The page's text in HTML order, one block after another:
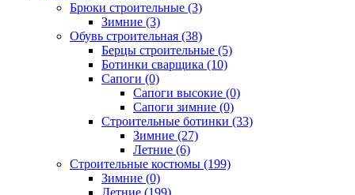
Брюки строительные (3)
Зимние (3)
Обувь строительная (38)
Берцы строительные (5)
Ботинки сварщика (10)
Сапоги (0)
Сапоги высокие (0)
Сапоги зимние (0)
Строительные ботинки (33)
Зимние (27)
Летние (6)
Строительные костюмы (199)
Зимние (0)
Летние (199)